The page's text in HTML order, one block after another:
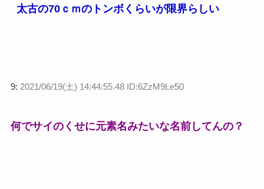
太古の70ｃｍのトンボくらいが限界らしい
9: 2021/06/19(土) 14:44:55.48 ID:6ZzM9Le50
何でサイのくせに元素名みたいな名前してんの？